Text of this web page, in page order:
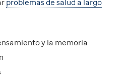
problemas de salud a largo
y la memoria